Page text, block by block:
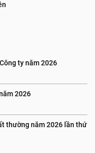
ty năm 2026
2026
thường năm 2026 lần thứ